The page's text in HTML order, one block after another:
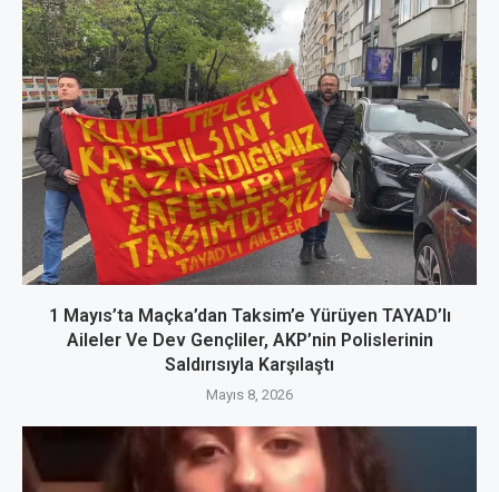
1 Mayıs’ta Maçka’dan Taksim’e Yürüyen TAYAD’lı
Aileler Ve Dev Gençliler, AKP’nin Polislerinin
Saldırısıyla Karşılaştı
Mayıs 8, 2026